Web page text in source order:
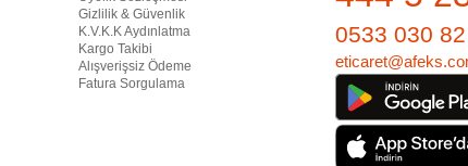
Gizlilik & Güvenlik
K.V.K.K Aydınlatma
Kargo Takibi
Alışverişsiz Ödeme
Fatura Sorgulama
0533 030